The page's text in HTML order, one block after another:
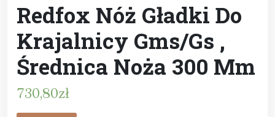
Redfox Nóż Gładki Do
Krajalnicy Gms/Gs ,
Średnica Noża 300 Mm
730,80zł